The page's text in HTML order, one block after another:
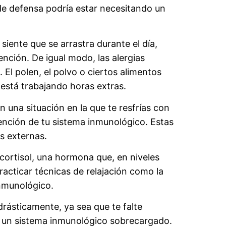
defensa podría estar necesitando un
que se arrastra durante el día,
De igual modo, las alergias
El polen, el polvo o ciertos alimentos
trabajando horas extras.
una situación en la que te resfrías con
de tu sistema inmunológico. Estas
externas.
una hormona que, en niveles
técnicas de relajación como la
ya sea que te falte
sistema inmunológico sobrecargado.